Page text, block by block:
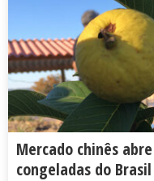
Mercado chinês
congeladas do Brasil